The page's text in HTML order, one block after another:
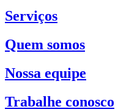
Serviços
Quem somos
Nossa equipe
Trabalhe conosco